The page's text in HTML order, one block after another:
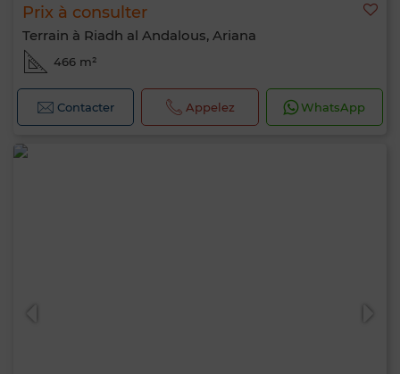
Prix à consulter
Terrain à Riadh al Andalous, Ariana
466 m²
Contacter Appelez WhatsApp